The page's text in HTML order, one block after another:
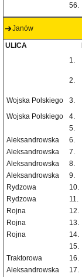
56.
Janów
ULICA
1.
2.
Wojska Polskiego 3.
Wojska Polskiego 4.
5.
Aleksandrowska
6.
Aleksandrowska
7.
Aleksandrowska
8.
Aleksandrowska
9.
Rydzowa
10.
Rydzowa
11.
Rojna
12.
Rojna
13.
Rojna
14.
15.
Traktorowa
16.
Aleksandrowska
17.